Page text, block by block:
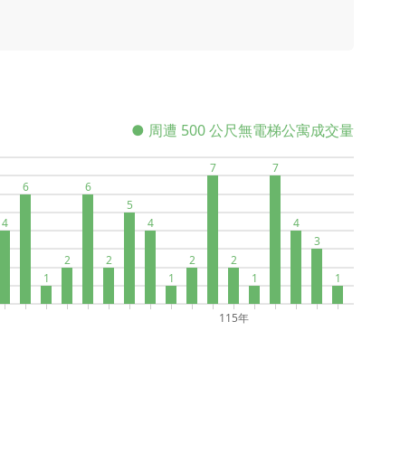
● 周遭 500 公尺無電梯公寓成交量
115年
4
6
1
2
6
2
5
4
1
2
7
2
1
7
4
3
1